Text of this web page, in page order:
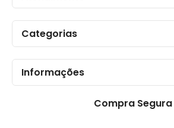
Categorias
Informações
Compra Segura